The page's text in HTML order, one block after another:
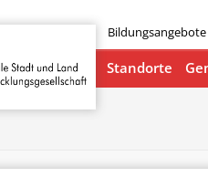
Bildungsangebote
Standorte